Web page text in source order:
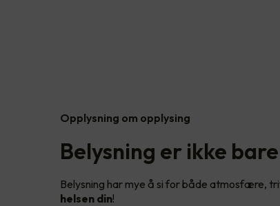
Opplysning om opplysing
Belysning er ikke
Belysning har mye å si for både atmosfære,
helsen din!